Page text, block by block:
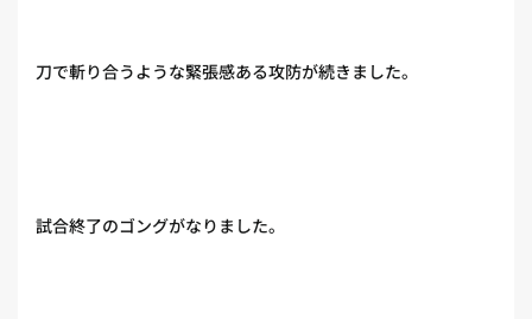
刀で斬り合うような緊張感ある攻防が続きました。
試合終了のゴングがなりました。